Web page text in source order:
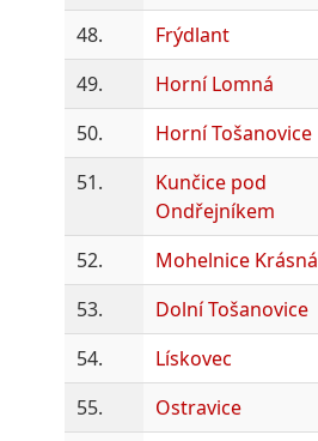
48.
Frýdlant
49.
Horní Lomná
50.
Horní Tošanovice
51.
Kunčice pod
Ondřejníkem
52. Mohelnice Krásná
53.
Dolní Tošanovice
54.
Lískovec
55.
Ostravice